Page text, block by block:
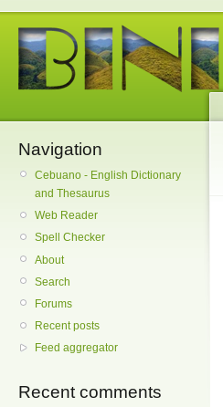
Navigation
Cebuano - English Dictionary
and Thesaurus
Web Reader
Spell Checker
About
Search
Forums
Recent posts
Feed aggregator
Recent comments